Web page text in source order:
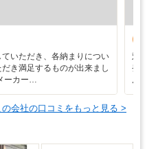
いただき、各納まりについ
き満足するものが出来まし
ーカー…
対
発
ん
の会社の口コミをもっと見る >